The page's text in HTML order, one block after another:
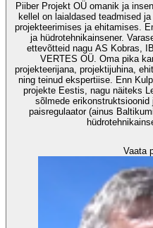
Piiber Projekt OÜ omanik ja
kellel on laialdased teadmised
projekteerimises ja ehitamises.
ja hüdrotehnikainsener.
ettevõtteid nagu AS Kobras,
VERTES OÜ. Oma pika
projekteerijana, projektijuhina,
ning teinud ekspertiise. Enn
projekte Eestis, nagu näiteks
sõlmede
paisregulaator (ainus
Vaata